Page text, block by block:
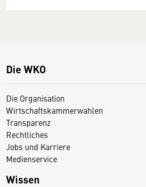
Die WKO
Die Organisation
Wirtschaftskammerwahlen
Transparenz
Rechtliches
Jobs und Karriere
Medienservice
Wissen